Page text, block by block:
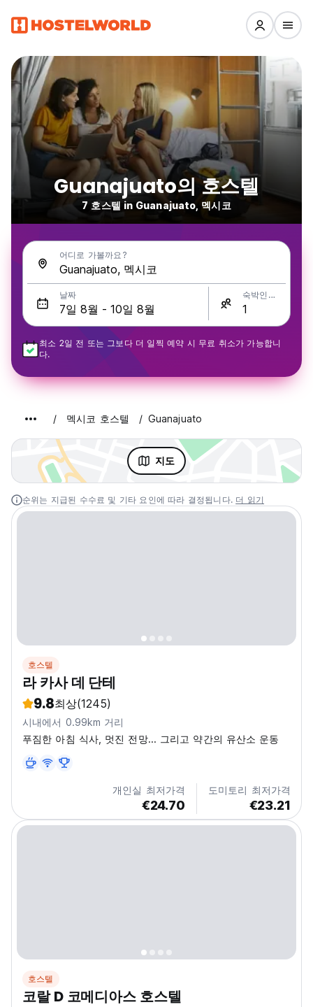
Guanajuato의 호스텔
7 호스텔 in Guanajuato, 멕시코
어디로 가볼까요?
날짜 숙박인원
최소 2일 전 또는 그보다 더 일찍 예약 시 무료 취소가 가능합니
다.
멕시코 호스텔 Guanajuato
지도
순위는 지급된 수수료 및 기타 요인에 따라 결정됩니다. 더 읽기
호스텔
라 카사 데 단테
9.8최상(1245)
시내에서 0.99km 거리
푸짐한 아침 식사, 멋진 전망... 그리고 약간의 유산소 운동
개인실 최저가격
€24.70
도미토리 최저가격
€23.21
호스텔
코랄 D 코메디아스 호스텔